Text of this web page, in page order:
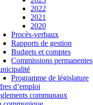
2022
2021
2020
Procès-verbaux
Rapports de gestion
Budgets et comptes
Commissions permanentes
Programme de législature
d’emploi
communaux